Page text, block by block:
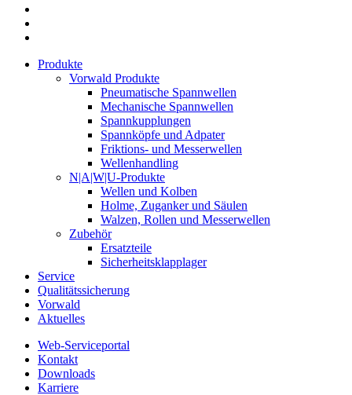
Produkte
Vorwald Produkte
Pneumatische Spannwellen
Mechanische Spannwellen
Spannkupplungen
Spannköpfe und Adpater
Friktions- und Messerwellen
Wellenhandling
N|A|W|U-Produkte
Wellen und Kolben
Holme, Zuganker und Säulen
Walzen, Rollen und Messerwellen
Zubehör
Ersatzteile
Sicherheitsklapplager
Service
Qualitätssicherung
Vorwald
Aktuelles
Web-Serviceportal
Kontakt
Downloads
Karriere